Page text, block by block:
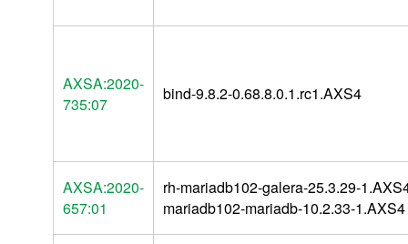
AXSA:2020-
735:07
bind-9.8.2-0.68.8.0.1.rc1.AXS4
AXSA:2020-
657:01
rh-mariadb102-galera-25.3.29-
mariadb102-mariadb-10.2.33-1.AXS4